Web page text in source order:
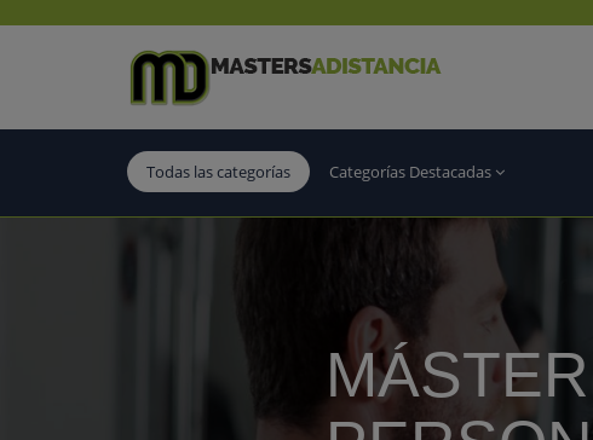
Todas las categorías Categorías Destacadas